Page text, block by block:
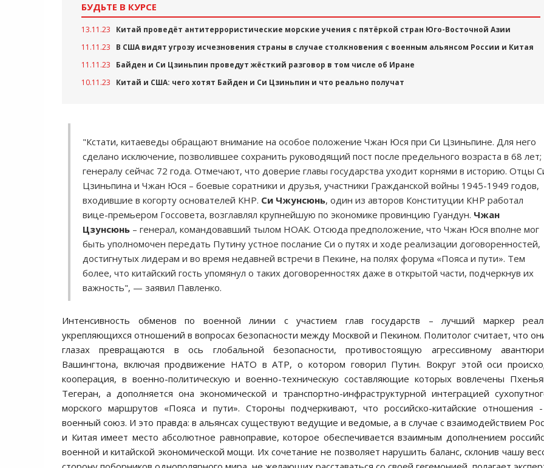
БУДЬТЕ В КУРСЕ
13.11.23
Китай проведёт антитеррористические морские учения с пятёркой стран Юго-Восточной Азии
11.11.23
В США видят угрозу исчезновения страны в случае столкновения с военным альянсом России и Китая
11.11.23
Байден и Си Цзиньпин проведут жёсткий разговор в том числе об Иране
10.11.23
Китай и США: чего хотят Байден и Си Цзиньпин и что реально получат
"Кстати, китаеведы обращают внимание на особое положение Чжан Юся при Си Цзиньпине. Для него
сделано исключение, позволившее сохранить руководящий пост после предельного возраста в 68 лет;
генералу сейчас 72 года. Отмечают, что доверие главы государства уходит корнями в историю. Отцы
Цзиньпина и Чжан Юся – боевые соратники и друзья, участники Гражданской войны 1945-1949 годов,
входившие в когорту основателей КНР. Си Чжунсюнь, один из авторов Конституции КНР работал
вице-премьером Госсовета, возглавлял крупнейшую по экономике провинцию Гуандун. Чжан
Цзунсюнь – генерал, командовавший тылом НОАК. Отсюда предположение, что Чжан Юся вполне мог
быть уполномочен передать Путину устное послание Си о путях и ходе реализации договоренностей,
достигнутых лидерам и во время недавней встречи в Пекине, на полях форума «Пояса и пути». Тем
более, что китайский гость упомянул о таких договоренностях даже в открытой части, подчеркнув их
важность", — заявил Павленко.
Интенсивность обменов по военной линии с участием глав государств – лучший маркер
укрепляющихся отношений в вопросах безопасности между Москвой и Пекином. Политолог считает, что
глазах превращаются в ось глобальной безопасности, противостоящую агрессивному
Вашингтона, включая продвижение НАТО в АТР, о котором говорил Путин. Вокруг этой оси
кооперация, в военно-политическую и военно-техническую составляющие которых вовлечены
Тегеран, а дополняется она экономической и транспортно-инфраструктурной интеграцией
морского маршрутов «Пояса и пути». Стороны подчеркивают, что российско-китайские отношения
военный союз. И это правда: в альянсах существуют ведущие и ведомые, а в случае с взаимодействием
и Китая имеет место абсолютное равноправие, которое обеспечивается взаимным дополнением
военной и китайской экономической мощи. Их сочетание не позволяет нарушить баланс, склонив чашу